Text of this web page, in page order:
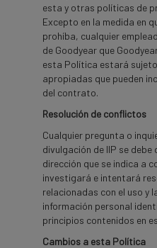
esta y otras políticas de
Excepto en la medida en
prohíba, cualquier
de Goodyear que
esta Política estará
apropiadas que pueden
del contrato.
Resolución de conflictos
Cualquier pregunta o
divulgación de IIP se debe
dirección que se indica a
investigará e intentará
relacionadas con el uso y
información personal
principios contenidos en
Cambios a esta Política